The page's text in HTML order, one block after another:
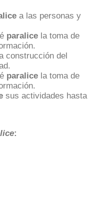
a las personas y
paralice la toma de
construcción del
paralice la toma de
sus actividades hasta
: